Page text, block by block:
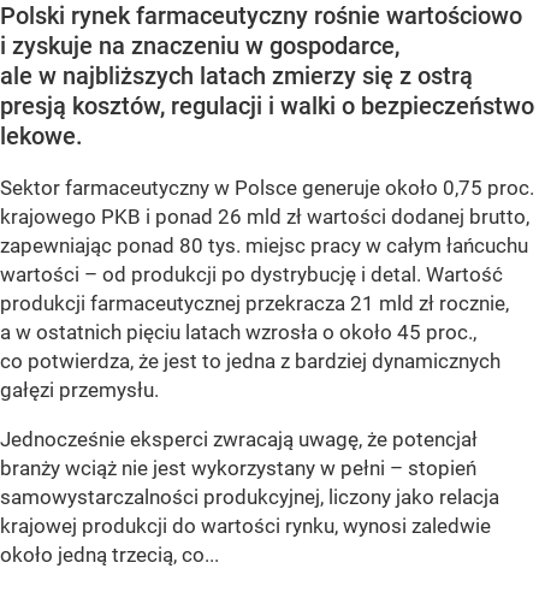
Polski rynek farmaceutyczny rośnie wartościowo
i zyskuje na znaczeniu w gospodarce,
ale w najbliższych latach zmierzy się z ostrą
presją kosztów, regulacji i walki o bezpieczeństwo
lekowe.
Sektor farmaceutyczny w Polsce generuje około 0,75 proc.
krajowego PKB i ponad 26 mld zł wartości dodanej brutto,
zapewniając ponad 80 tys. miejsc pracy w całym łańcuchu
wartości – od produkcji po dystrybucję i detal. Wartość
produkcji farmaceutycznej przekracza 21 mld zł rocznie,
a w ostatnich pięciu latach wzrosła o około 45 proc.,
co potwierdza, że jest to jedna z bardziej dynamicznych
gałęzi przemysłu.
Jednocześnie eksperci zwracają uwagę, że potencjał
branży wciąż nie jest wykorzystany w pełni – stopień
samowystarczalności produkcyjnej, liczony jako relacja
krajowej produkcji do wartości rynku, wynosi zaledwie
około jedną trzecią, co...